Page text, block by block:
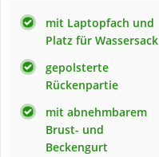
mit Laptopfach und
Platz für Wassersack
gepolsterte
Rückenpartie
mit abnehmbarem
Brust- und
Beckengurt